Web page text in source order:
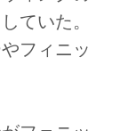
ていた。
フィニッ